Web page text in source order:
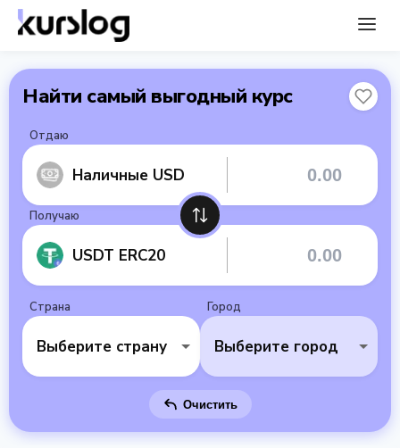
Найти самый выгодный курс
Отдаю
Наличные USD
Получаю
USDT ERC20
Страна
Выберите страну
Город
Выберите город
Очистить